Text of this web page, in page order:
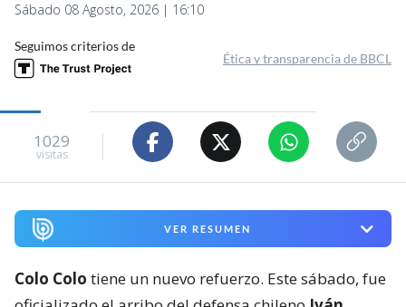
Sábado 08 Agosto, 2026 | 16:10
Seguimos criterios de
Ética y transparencia de BBCL
1029
visitas
VER RESUMEN
Colo Colo tiene un nuevo refuerzo. Este sábado, fue